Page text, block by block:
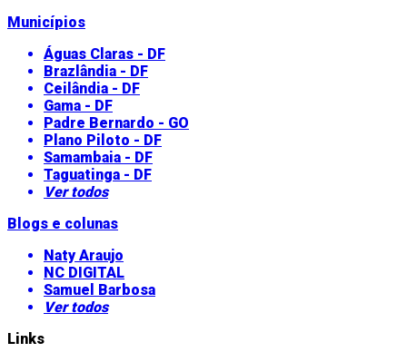
Municípios
Águas Claras - DF
Brazlândia - DF
Ceilândia - DF
Gama - DF
Padre Bernardo - GO
Plano Piloto - DF
Samambaia - DF
Taguatinga - DF
Ver todos
Blogs e colunas
Naty Araujo
NC DIGITAL
Samuel Barbosa
Ver todos
Links